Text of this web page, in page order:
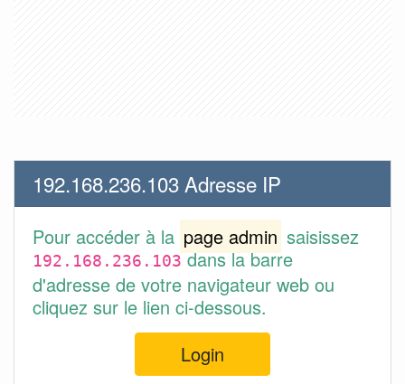
192.168.236.103 Adresse IP
Pour accéder à la page admin saisissez
192.168.236.103dans la barre
d'adresse de votre navigateur web ou
cliquez sur le lien ci-dessous.
Login